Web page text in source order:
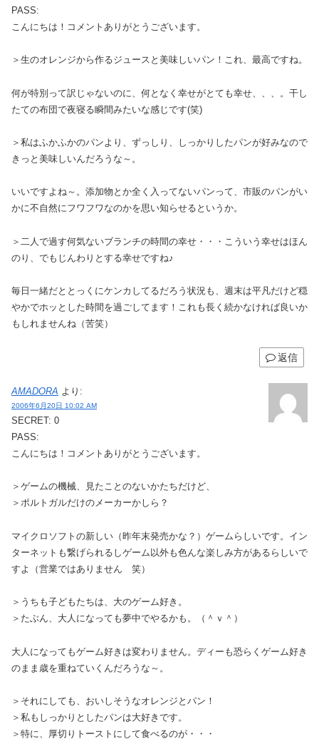
PASS:
こんにちは！コメントありがとうございます。
＞生のオレンジから作るジュースと美味しいパン！これ、最高ですね。
何が特別って訳じゃないのに、何となく幸せがとても幸せ、、、。干し
たての布団で夜寝る瞬間みたいな感じです(笑)
＞私はふかふかのパンより、ずっしり、しっかりしたパンが好みなので
きっと美味しいんだろうな～。
いいですよね～。添加物とか全く入ってないパンって、市販のパンがい
かに不自然にフワフワなのかを思い知らせるというか。
＞二人で過す何気ないブランチの時間の幸せ・・・こういう幸せはほん
のり、でもじんわりとする幸せですね♪
毎日一緒だととっくにケンカしてるだろう状況も、週末は平凡だけど穏
やかでホッとした時間を過ごしてます！これも長く続かなければ良いか
もしれませんね（苦笑）
返信
AMADORA より:
2006年6月20日 10:02 AM
SECRET: 0
PASS:
こんにちは！コメントありがとうございます。
＞ゲームの機械、見たことのないかたちだけど、
＞ポルトガルだけのメーカーかしら？
マイクロソフトの新しい（昨年末発売かな？）ゲームらしいです。イン
ターネットも繋げられるしゲーム以外も色んな楽しみ方があるらしいで
すよ（営業ではありません 笑）
＞うちも子どもたちは、大のゲーム好き。
＞たぶん、大人になっても夢中でやるかも。（＾ｖ＾）
大人になってもゲーム好きは変わりません。ディーも恐らくゲーム好き
のまま歳を重ねていくんだろうな～。
＞それにしても、おいしそうなオレンジとパン！
＞私もしっかりとしたパンは大好きです。
＞特に、厚切りトーストにして食べるのが・・・